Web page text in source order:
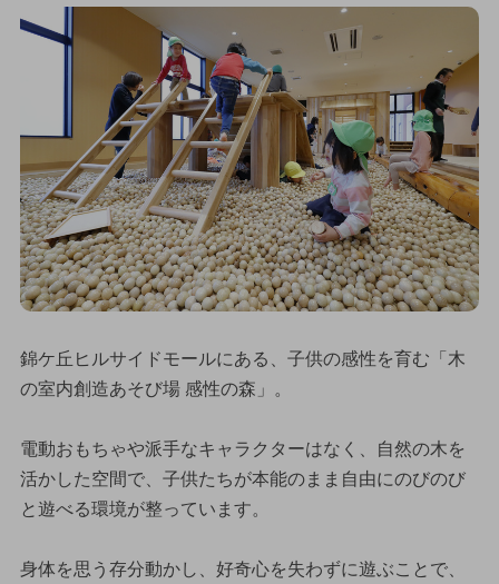
錦ケ丘ヒルサイドモールにある、子供の感性を育む「木
の室内創造あそび場 感性の森」。
電動おもちゃや派手なキャラクターはなく、自然の木を
活かした空間で、子供たちが本能のまま自由にのびのび
と遊べる環境が整っています。
身体を思う存分動かし、好奇心を失わずに遊ぶことで、